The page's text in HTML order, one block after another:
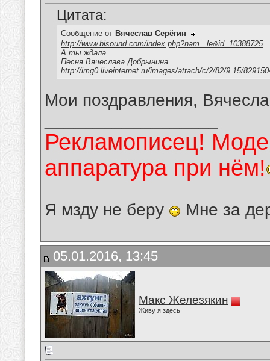
Цитата:
Сообщение от Вячеслав Серёгин
http://www.bisound.com/index.php?nam...le&id=10388725
А ты ждала
Песня Вячеслава Добрынина
http://img0.liveinternet.ru/images/attach/c/2/82/9 15/
Мои поздравления,
Рекламописец!
аппаратура при нём!
Я мзду не беру Мне за
05.01.2016, 13:45
Макс Железякин
Живу я здесь